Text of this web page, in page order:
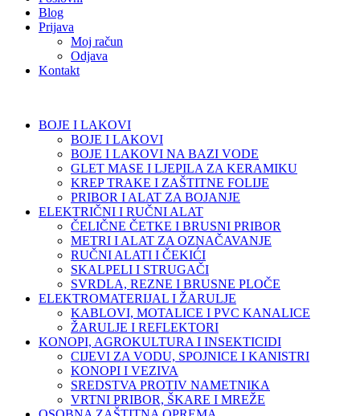
Blog
Prijava
Moj račun
Odjava
Kontakt
BOJE I LAKOVI
BOJE I LAKOVI
BOJE I LAKOVI NA BAZI VODE
GLET MASE I LJEPILA ZA KERAMIKU
KREP TRAKE I ZAŠTITNE FOLIJE
PRIBOR I ALAT ZA BOJANJE
ELEKTRIČNI I RUČNI ALAT
ČELIČNE ČETKE I BRUSNI PRIBOR
METRI I ALAT ZA OZNAČAVANJE
RUČNI ALATI I ČEKIĆI
SKALPELI I STRUGAČI
SVRDLA, REZNE I BRUSNE PLOČE
ELEKTROMATERIJAL I ŽARULJE
KABLOVI, MOTALICE I PVC KANALICE
ŽARULJE I REFLEKTORI
KONOPI, AGROKULTURA I INSEKTICIDI
CIJEVI ZA VODU, SPOJNICE I KANISTRI
KONOPI I VEZIVA
SREDSTVA PROTIV NAMETNIKA
VRTNI PRIBOR, ŠKARE I MREŽE